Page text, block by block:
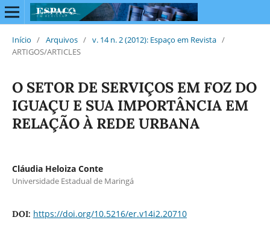
Início / Arquivos / v. 14 n. 2 (2012): Espaço em Revista /
ARTIGOS/ARTICLES
O SETOR DE SERVIÇOS EM FOZ DO
IGUAÇU E SUA IMPORTÂNCIA EM
RELAÇÃO À REDE URBANA
Cláudia Heloiza Conte
Universidade Estadual de Maringá
DOI: https://doi.org/10.5216/er.v14i2.20710